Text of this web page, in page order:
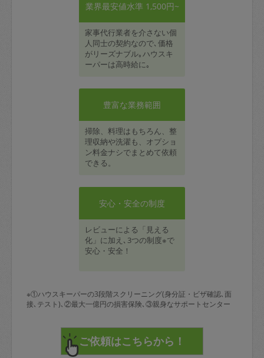
業界最安値水準 1,500円~
家事代行業者を介さない個
人同士の契約なので､価格
がリーズナブル｡ハウスキ
ーパーは高時給に｡
豊富な業務範囲
掃除、料理はもちろん、整
理収納や洗濯も、オプショ
ン料金ナシでまとめて依頼
できる。
安心・安全の制度
レビューによる「見える
化」に加え､3つの制度※で
安心・安全！
※①ハウスキーパーの3段階スクリーニング(身分証・ビザ確認､面
接､テスト)､②最大一億円の損害保険､③親身なサポートセンター